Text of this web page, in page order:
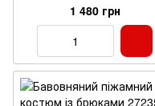
1 480 грн